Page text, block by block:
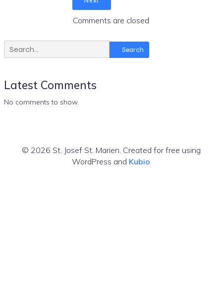
Comments are closed
Search
Latest Comments
No comments to show.
© 2026 St. Josef St. Marien. Created for free using
WordPress and Kubio